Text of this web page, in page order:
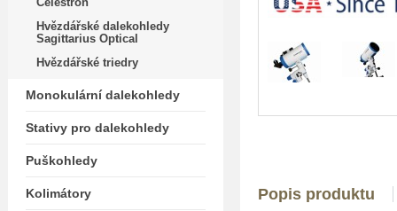
Popis produktu
Hvězdářské dalekohledy
Sagittarius Optical
Hvězdářské triedry
Monokulární dalekohledy
Stativy pro dalekohledy
Puškohledy
Kolimátory